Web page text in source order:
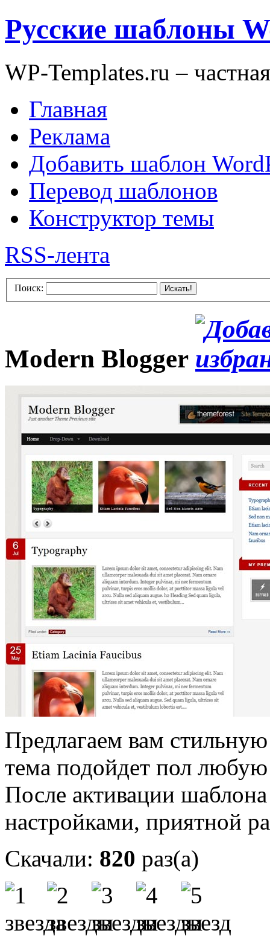
Русские шаблоны
WP-Templates.ru –
Главная
Реклама
Добавить шаблон
Перевод шаблонов
Конструктор темы
RSS-лента
Поиск: Искать!
Modern Blogger
Предлагаем вам
тема подойдет пол любую
После активации
настройками, приятной
Скачали: 820 раз(а)